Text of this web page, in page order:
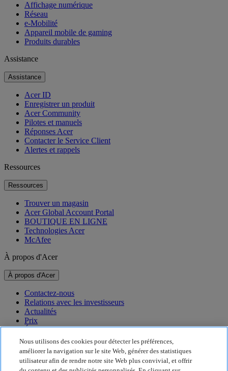
Affichage numérique
Réseau
e-Mobilité
Appareil mobile de gaming
Produits durables
Assistance
Assistance
Acer ID
Enregistrer un produit
Acer Community
Pilotes et manuels
Réponses Acer
Contacter le Service Client
Alertes et rappels
Ressources
Ressources
Trouver un magasin
Acer Global Account Portal
BOUTIQUE EN LIGNE
Technologies Acer
McAfee
À propos d'Acer
À propos d'Acer
Contactez-nous
Relations avec les investisseurs
Actualités
Prix
Événements
Développement durable
Développement durable
Nous utilisons des cookies pour détecter les préférences,
améliorer la navigation sur le site Web, générer des statistiques
utilisateur afin de rendre notre site Web plus convivial, et offrir